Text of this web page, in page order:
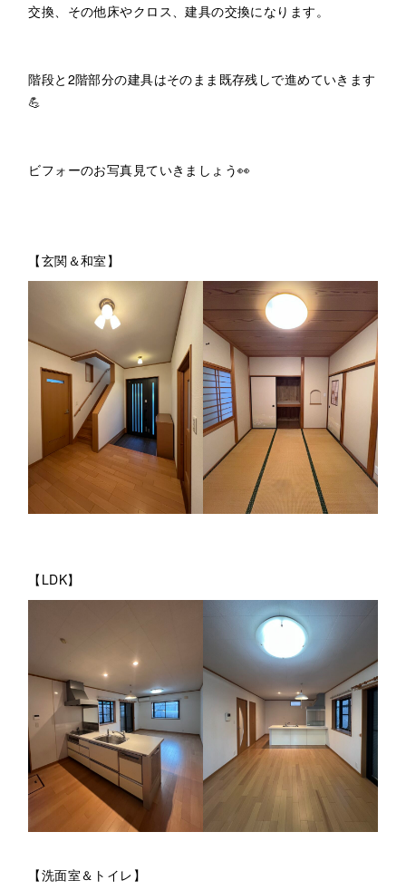
交換、その他床やクロス、建具の交換になります。
階段と2階部分の建具はそのまま既存残しで進めていきます
💪
ビフォーのお写真見ていきましょう👀
【玄関＆和室】
【LDK】
【洗面室＆トイレ】